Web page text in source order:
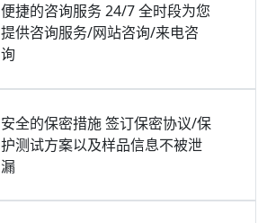
便捷的咨询服务24/7 全时段为您
提供咨询服务/网站咨询/来电咨
询
安全的保密措施 签订保密协议/保
护测试方案以及样品信息不被泄
漏